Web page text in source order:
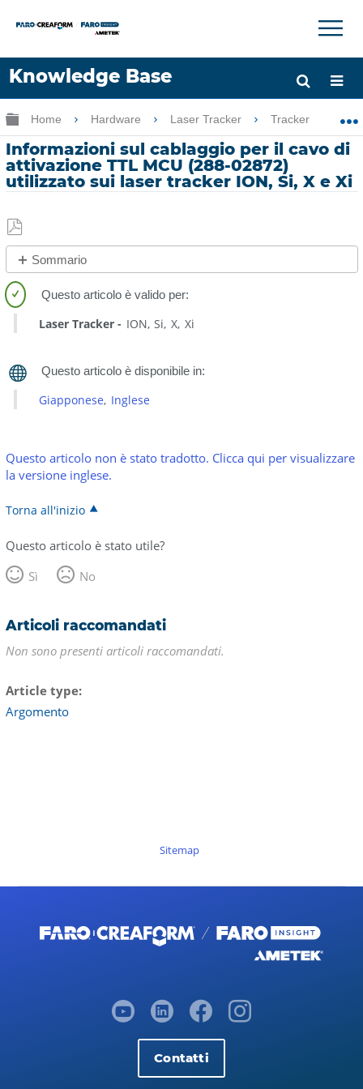
Knowledge Base
Lingua
Chiedere aiuto Accesso
×
Ingrandisci/riduci gerarchia globale
Home Hardware Laser Tracker Tracker
Informazioni sul cablaggio per il cavo di
attivazione TTL MCU (288-02872)
utilizzato sui laser tracker ION, Si, X e Xi
Salva
come
PDF
Sommario
No
intestazioni
Laser Tracker ION Si X Xi
Giapponese Inglese
Questo articolo non è stato tradotto. Clicca qui per visualizzare
la versione inglese.
Torna all'inizio
Questo articolo è stato utile?
Sì
No
Articoli raccomandati
Non sono presenti articoli raccomandati.
Article type
Argomento
Sitemap
Contatti